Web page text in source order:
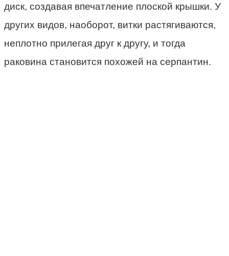
диск, создавая впечатление плоской крышки. У
других видов, наоборот, витки растягиваются,
неплотно прилегая друг к другу, и тогда
раковина становится похожей на серпантин.